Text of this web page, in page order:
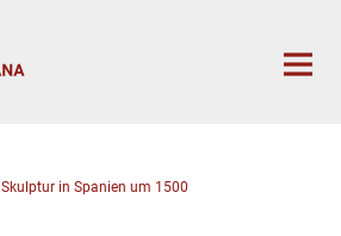
Skulptur in Spanien um 1500